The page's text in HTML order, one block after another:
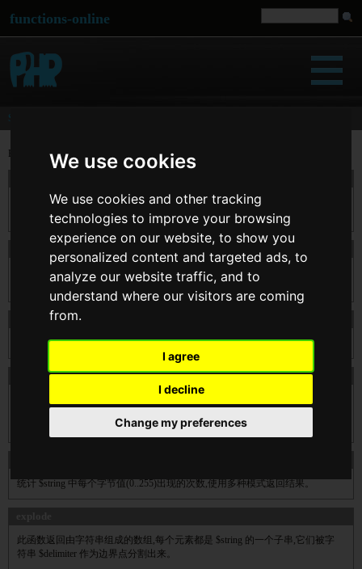
We use cookies
We use cookies and other tracking
technologies to improve your browsing
experience on our website, to show you
personalized content and targeted ads, to
analyze our website traffic, and to
understand where our visitors are coming
from.
I agree
I decline
Change my preferences
functions-online
String
Execute and test PHP functions for string manipulation.
返回字符串,该字符串为了数据库查询语句等的需要在某些字符前加上了反斜
线。这些字符是单引号(')、双引号(")、反斜线(\)与 NUL(NULL 字符)。
返回 ASCII 字符串,为参数 $str 的十六进制表示。转换使用字节方式,高四位
返回相对应于 $ascii 所指定的单个字符。
chunk_split
统计 $string 中每个字节值(0..255)出现的次数,使用多种模式返回结果。
此函数返回由字符串组成的数组,每个元素都是 $string 的一个子串,它们被字
符串 $delimiter 作为边界点分割出来。